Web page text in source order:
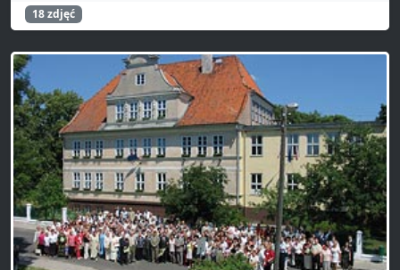
18 zdjęć